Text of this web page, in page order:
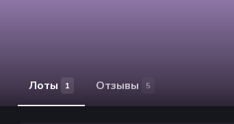
Лоты 1 Отзывы 5